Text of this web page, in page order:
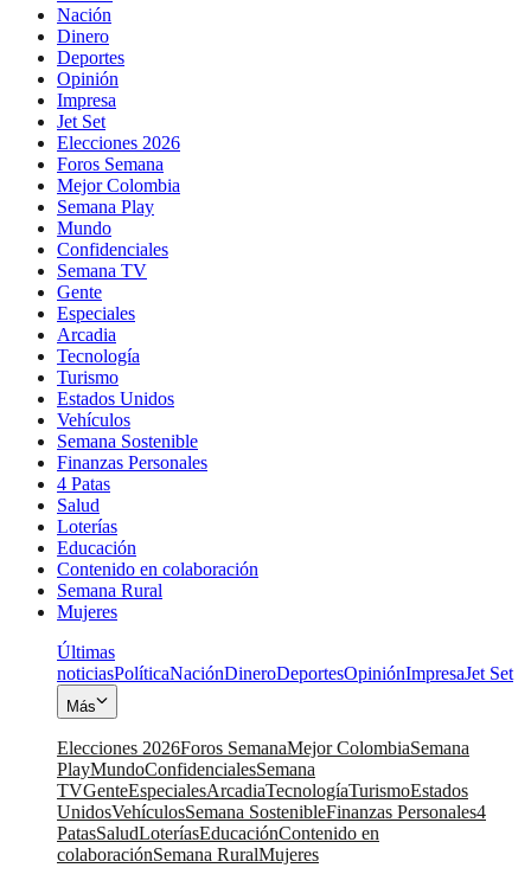
Nación
Dinero
Deportes
Opinión
Impresa
Jet Set
Elecciones 2026
Foros Semana
Mejor Colombia
Semana Play
Mundo
Confidenciales
Semana TV
Gente
Especiales
Arcadia
Tecnología
Turismo
Estados Unidos
Vehículos
Semana Sostenible
Finanzas Personales
4 Patas
Salud
Loterías
Educación
Contenido en colaboración
Semana Rural
Mujeres
Últimas
noticiasPolíticaNaciónDineroDeportesOpiniónImpresaJet Set
Más
Elecciones 2026Foros SemanaMejor ColombiaSemana
PlayMundoConfidencialesSemana
TVGenteEspecialesArcadiaTecnologíaTurismoEstados
UnidosVehículosSemana SostenibleFinanzas Personales4
PatasSaludLoteríasEducaciónContenido en
colaboraciónSemana RuralMujeres